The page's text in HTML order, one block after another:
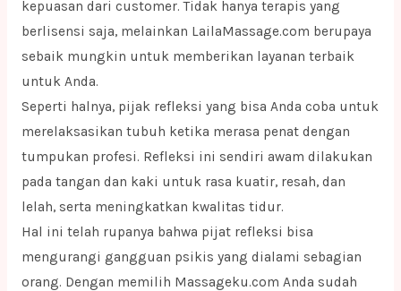
kepuasan dari customer. Tidak hanya terapis yang
berlisensi saja, melainkan LailaMassage.com berupaya
sebaik mungkin untuk memberikan layanan terbaik
untuk Anda.
Seperti halnya, pijak refleksi yang bisa Anda coba untuk
merelaksasikan tubuh ketika merasa penat dengan
tumpukan profesi. Refleksi ini sendiri awam dilakukan
pada tangan dan kaki untuk rasa kuatir, resah, dan
lelah, serta meningkatkan kwalitas tidur.
Hal ini telah rupanya bahwa pijat refleksi bisa
mengurangi gangguan psikis yang dialami sebagian
orang. Dengan memilih Massageku.com Anda sudah